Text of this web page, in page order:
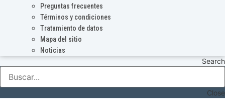
Preguntas frecuentes
Términos y condiciones
Tratamiento de datos
Mapa del sitio
Noticias
Search
Close